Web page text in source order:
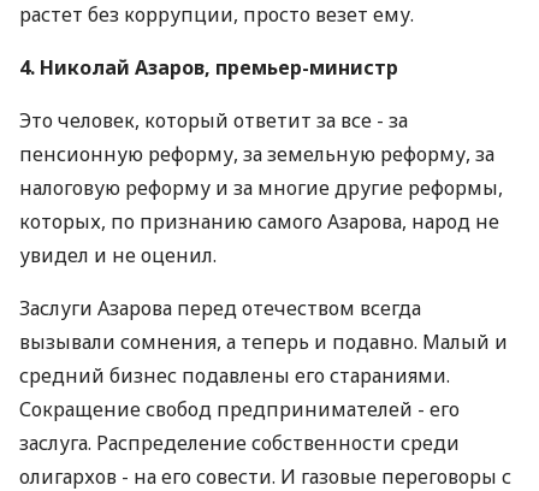
растет без коррупции, просто везет ему.
4. Николай Азаров, премьер-министр
Это человек, который ответит за все - за
пенсионную реформу, за земельную реформу, за
налоговую реформу и за многие другие реформы,
которых, по признанию самого Азарова, народ не
увидел и не оценил.
Заслуги Азарова перед отечеством всегда
вызывали сомнения, а теперь и подавно. Малый и
средний бизнес подавлены его стараниями.
Сокращение свобод предпринимателей - его
заслуга. Распределение собственности среди
олигархов - на его совести. И газовые переговоры с